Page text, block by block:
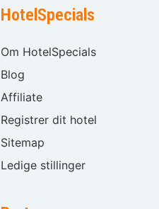
HotelSpecials
Om HotelSpecials
Blog
Affiliate
Registrer dit hotel
Sitemap
Ledige stillinger